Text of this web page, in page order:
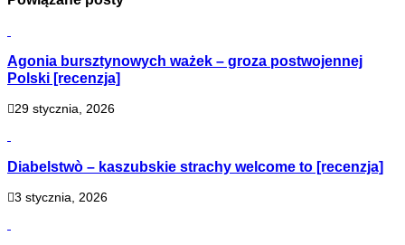
Agonia bursztynowych ważek – groza postwojennej
Polski [recenzja]
29 stycznia, 2026
Diabelstwò – kaszubskie strachy welcome to [recenzja]
3 stycznia, 2026